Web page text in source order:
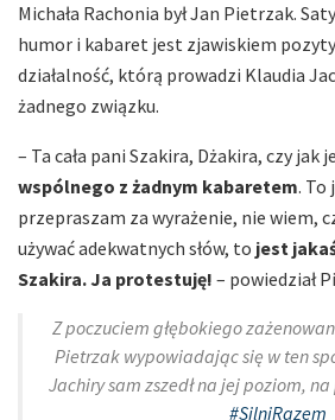
Michała Rachonia był Jan Pietrzak.
humor i kabaret jest zjawiskiem
działalność, którą prowadzi Klaudia
żadnego związku.
– Ta cała pani Szakira, Dżakira, czy jak
wspólnego z żadnym kabaretem. To
przepraszam za wyrażenie, nie wiem,
używać adekwatnych słów, to jest
Szakira. Ja protestuję! – powiedział
Z poczuciem głębokiego
Pietrzak wypowiadając się w ten
Jachiry sam zszedł na jej poziom,
#SilniRazem